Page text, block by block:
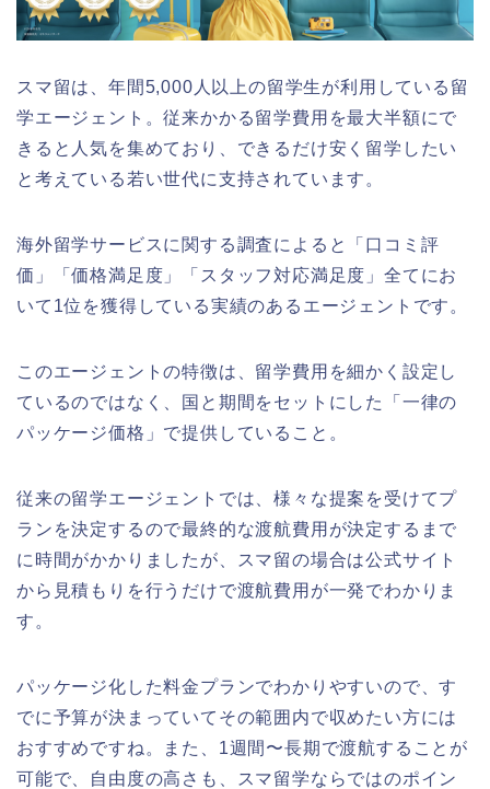
スマ留は、年間5,000人以上の留学生が利用している留
学エージェント。従来かかる留学費用を最大半額にで
きると人気を集めており、できるだけ安く留学したい
と考えている若い世代に支持されています。
海外留学サービスに関する調査によると「口コミ評
価」「価格満足度」「スタッフ対応満足度」全てにお
いて1位を獲得している実績のあるエージェントです。
このエージェントの特徴は、留学費用を細かく設定し
ているのではなく、国と期間をセットにした「一律の
パッケージ価格」で提供していること。
従来の留学エージェントでは、様々な提案を受けてプ
ランを決定するので最終的な渡航費用が決定するまで
に時間がかかりましたが、スマ留の場合は公式サイト
から見積もりを行うだけで渡航費用が一発でわかりま
す。
パッケージ化した料金プランでわかりやすいので、す
でに予算が決まっていてその範囲内で収めたい方には
おすすめですね。また、1週間〜長期で渡航することが
可能で、自由度の高さも、スマ留学ならではのポイン